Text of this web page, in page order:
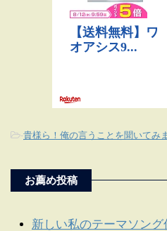
-貴様ら！俺の言うことを聞いてみ
お薦め投稿
新しい私のテーマソング